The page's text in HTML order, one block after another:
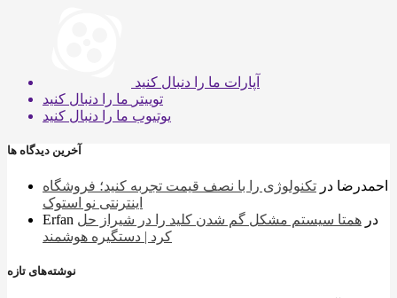
آپارات ما را دنبال کنید
توییتر ما را دنبال کنید
یوتیوب ما را دنبال کنید
آخرین دیدگاه ها
احمدرضا در تکنولوژی را با نصف قیمت تجربه کنید؛ فروشگاه
اینترنتی نو استوک
Erfan
در همتا سیستم مشکل گم شدن کلید را در شیراز حل
کرد | دستگیره هوشمند
نوشته‌های تازه